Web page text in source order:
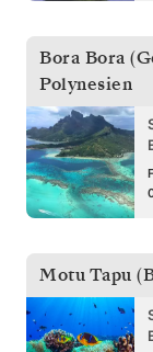
Bora Bora
Polynesien
Motu Tapu